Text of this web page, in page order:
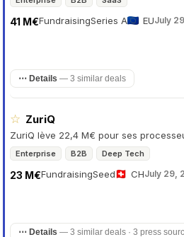
Fundraising
41 M€ Series A EUJuly
⋯ Details — 3 similar deals
☆ ZuriQ
ZuriQ lève 22,4 M€ pour ses
Enterprise B2B Deep Tech
Fundraising
23 M€ Seed CHJuly 29,
⋯ Details — 3 similar deals · 3 press